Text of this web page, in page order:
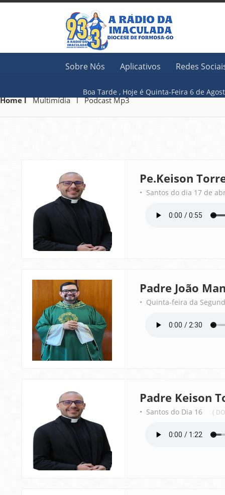
Sobre Nós Aplicativos Redes
Boa Tarde , Hoje é Quinta-Feira 6
Home lMultimídia l Podcast Mp3
Pe.Keison
• Santos do dia 17 de
Padre João
• Quinta-feira da
Padre Keison
• Santos do Dia 16 (